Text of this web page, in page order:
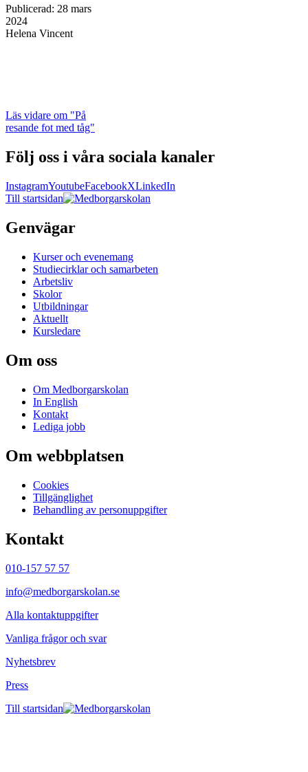
Publicerad: 28 mars
2024
Helena Vincent
Läs vidare om "På
resande fot med tåg"
Följ oss i våra sociala kanaler
InstagramYoutubeFacebookXLinkedIn
Till startsidan
Genvägar
Kurser och evenemang
Studiecirklar och samarbeten
Arbetsliv
Skolor
Utbildningar
Aktuellt
Kursledare
Om oss
Om Medborgarskolan
In English
Kontakt
Lediga jobb
Om webbplatsen
Cookies
Tillgänglighet
Behandling av personuppgifter
Kontakt
010-157 57 57
info@medborgarskolan.se
Alla kontaktuppgifter
Vanliga frågor och svar
Nyhetsbrev
Press
Till startsidan